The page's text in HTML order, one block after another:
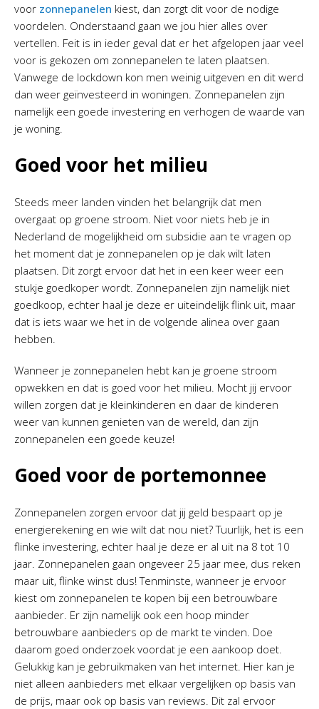
voor zonnepanelen kiest, dan zorgt dit voor de nodige
voordelen. Onderstaand gaan we jou hier alles over
vertellen. Feit is in ieder geval dat er het afgelopen jaar veel
voor is gekozen om zonnepanelen te laten plaatsen.
Vanwege de lockdown kon men weinig uitgeven en dit werd
dan weer geïnvesteerd in woningen. Zonnepanelen zijn
namelijk een goede investering en verhogen de waarde van
je woning.
Goed voor het milieu
Steeds meer landen vinden het belangrijk dat men
overgaat op groene stroom. Niet voor niets heb je in
Nederland de mogelijkheid om subsidie aan te vragen op
het moment dat je zonnepanelen op je dak wilt laten
plaatsen. Dit zorgt ervoor dat het in een keer weer een
stukje goedkoper wordt. Zonnepanelen zijn namelijk niet
goedkoop, echter haal je deze er uiteindelijk flink uit, maar
dat is iets waar we het in de volgende alinea over gaan
hebben.
Wanneer je zonnepanelen hebt kan je groene stroom
opwekken en dat is goed voor het milieu. Mocht jij ervoor
willen zorgen dat je kleinkinderen en daar de kinderen
weer van kunnen genieten van de wereld, dan zijn
zonnepanelen een goede keuze!
Goed voor de portemonnee
Zonnepanelen zorgen ervoor dat jij geld bespaart op je
energierekening en wie wilt dat nou niet? Tuurlijk, het is een
flinke investering, echter haal je deze er al uit na 8 tot 10
jaar. Zonnepanelen gaan ongeveer 25 jaar mee, dus reken
maar uit, flinke winst dus! Tenminste, wanneer je ervoor
kiest om zonnepanelen te kopen bij een betrouwbare
aanbieder. Er zijn namelijk ook een hoop minder
betrouwbare aanbieders op de markt te vinden. Doe
daarom goed onderzoek voordat je een aankoop doet.
Gelukkig kan je gebruikmaken van het internet. Hier kan je
niet alleen aanbieders met elkaar vergelijken op basis van
de prijs, maar ook op basis van reviews. Dit zal ervoor